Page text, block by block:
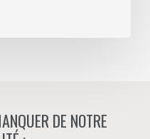
DE NOTRE